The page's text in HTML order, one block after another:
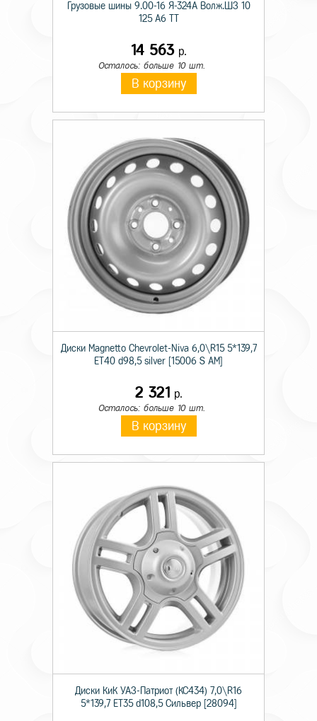
Грузовые шины 9.00-16 Я-324А Волж.ШЗ 10
125 A6 TT
14 563р.
Осталось: больше 10 шт.
В корзину
Диски Magnetto Chevrolet-Niva 6,0\R15 5*139,7
ET40 d98,5 silver [15006 S AM]
2 321 р.
Осталось: больше 10 шт.
В корзину
Диски КиК УАЗ-Патриот (КС434) 7,0\R16
5*139,7 ET35 d108,5 Сильвер [28094]